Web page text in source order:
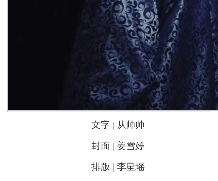
文字 | 从帅帅
封面 | 姜雪婷
排版 | 李星瑶